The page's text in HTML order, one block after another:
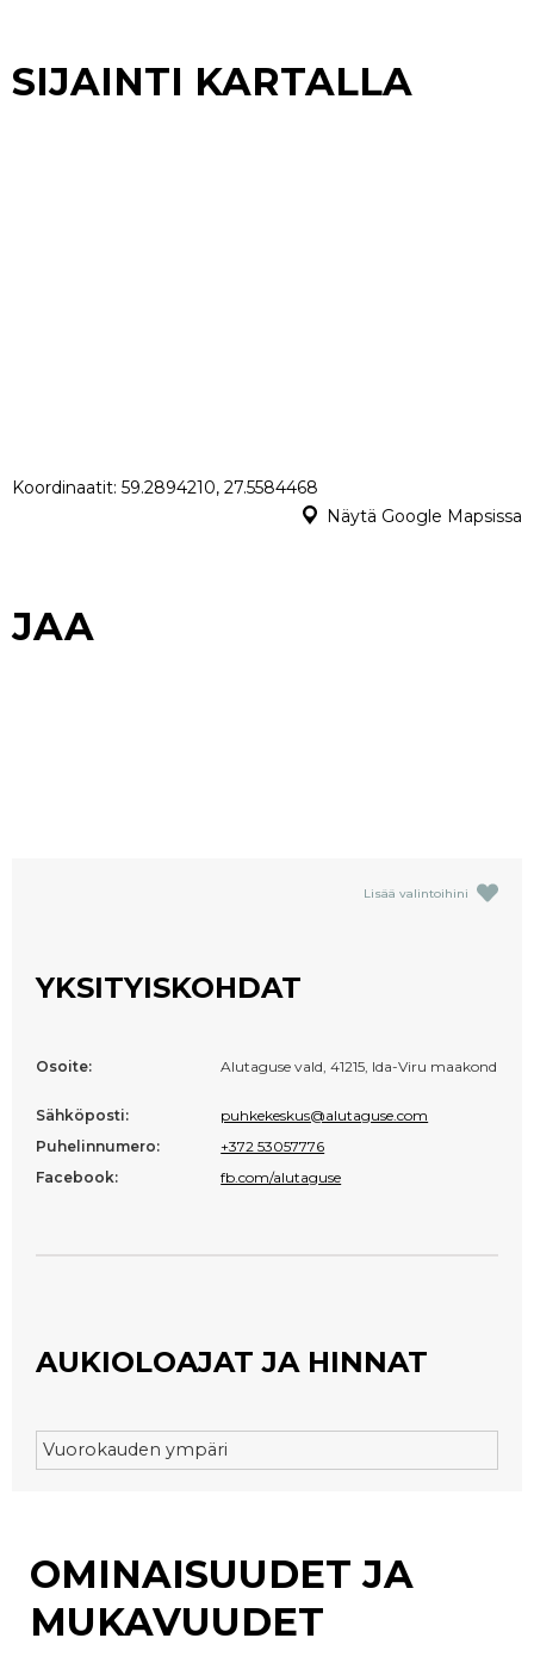
SIJAINTI KARTALLA
Koordinaatit: 59.2894210, 27.5584468
Näytä Google Mapsissa
JAA
Lisää valintoihini
YKSITYISKOHDAT
Osoite: Alutaguse vald, 41215, Ida-Viru maakond
Sähköposti:
puhkekeskus@alutaguse.com
Puhelinnumero:
+372 53057776
Facebook:
fb.com/alutaguse
AUKIOLOAJAT JA HINNAT
Vuorokauden ympäri
OMINAISUUDET JA
MUKAVUUDET